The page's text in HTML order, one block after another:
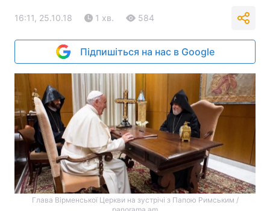
16:11, 25.10.18 1 хв. 584
Підпишіться на нас в Google
Глава Вірменської Церкви на зустрічі з Папою Римським /